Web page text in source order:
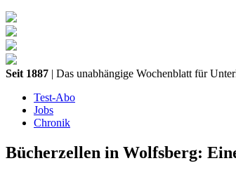
Seit 1887 | Das unabhängige Wochenblatt für
Test-Abo
Jobs
Chronik
Bücherzellen in Wolfsberg: